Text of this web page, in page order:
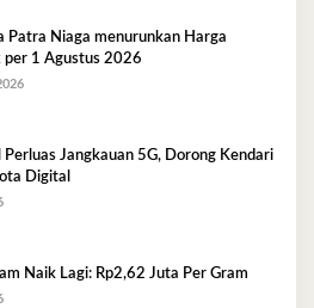
Patra Niaga menurunkan Harga
per 1 Agustus 2026
Perluas Jangkauan 5G, Dorong Kendari
Digital
Naik Lagi: Rp2,62 Juta Per Gram